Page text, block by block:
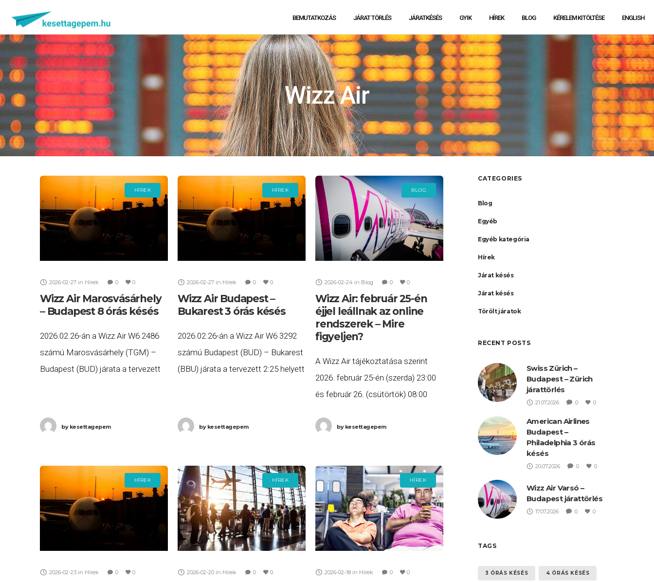
BEMUTATKOZÁS JÁRAT TÖRLÉS JÁRATKÉSÉS GYIK HÍREK BLOG KÉRELEM KITÖLTÉSE ENGLISH
Wizz Air
HÍREK
2026-02-27 in Hírek 0 0
Wizz Air Marosvásárhely
– Budapest 8 órás késés
2026.02.26-án a Wizz Air W6 2486
számú Marosvásárhely (TGM) –
Budapest (BUD) járata a tervezett
Budapestre. Ha Ön a gépen
bykesettagepem
HÍREK
2026-02-27 in Hírek 0 0
Wizz Air Budapest –
Bukarest 3 órás késés
2026.02.26-án a Wizz Air W6 3292
számú Budapest (BUD) – Bukarest
(BBU) járata a tervezett 2:25 helyett
Bukarestbe. Ha Ön
bykesettagepem
BLOG
2026-02-24 in Blog 0 0
Wizz Air: február 25-én
éjjel leállnak az online
rendszerek – Mire
figyeljen?
A Wizz Air tájékoztatása szerint
2026. február 25-én (szerda) 23:00
és február 26. (csütörtök) 08:00
teljes informatikai leállás várható.
bykesettagepem
HÍREK
2026-02-23 in Hírek 0 0
HÍREK
2026-02-20 in Hírek 0 0
HÍREK
2026-02-18 in Hírek 0 0
CATEGORIES
Blog
Egyéb
Egyéb kategória
Hírek
Járat késés
Járat késés
Törölt járatok
RECENT POSTS
Swiss Zürich –
Budapest – Zürich
járattörlés
21.07.2026 0 0
American Airlines
Budapest –
Philadelphia 3 órás
késés
20.07.2026 0 0
Wizz Air Varsó –
Budapest járattörlés
17.07.2026 0 0
TAGS
3 ÓRÁS KÉSÉS 4 ÓRÁS KÉSÉS